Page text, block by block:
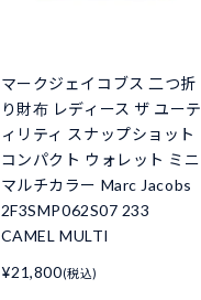
マークジェイコブス 二つ折
り財布 レディース ザ ユーテ
ィリティ スナップショット
コンパクト ウォレット ミニ
マルチカラー Marc Jacobs
2F3SMP062S07 233
CAMEL MULTI
¥21,800(税込)